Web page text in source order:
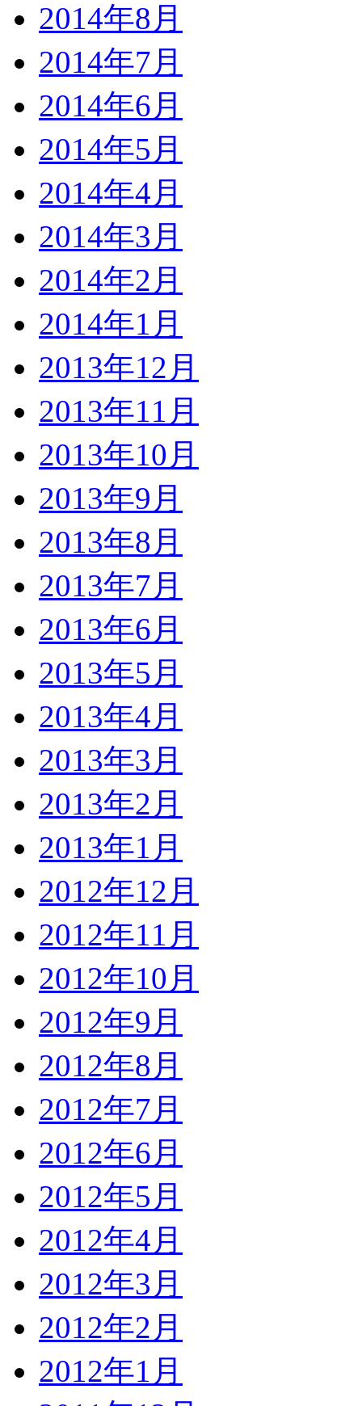
2014年8月
2014年7月
2014年6月
2014年5月
2014年4月
2014年3月
2014年2月
2014年1月
2013年12月
2013年11月
2013年10月
2013年9月
2013年8月
2013年7月
2013年6月
2013年5月
2013年4月
2013年3月
2013年2月
2013年1月
2012年12月
2012年11月
2012年10月
2012年9月
2012年8月
2012年7月
2012年6月
2012年5月
2012年4月
2012年3月
2012年2月
2012年1月